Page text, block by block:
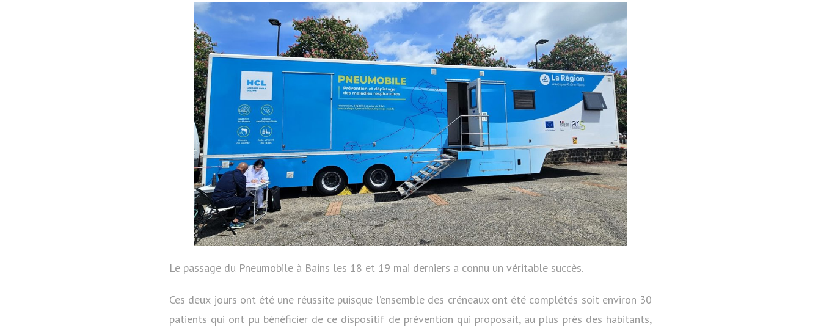
Le passage du Pneumobile à Bains les 18 et 19 mai derniers a connu un véritable succès.
Ces deux jours ont été une réussite puisque l’ensemble des créneaux ont été complétés soit environ 30
patients qui ont pu bénéficier de ce dispositif de prévention qui proposait, au plus près des habitants,